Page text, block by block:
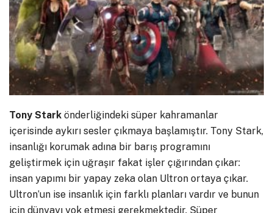
Tony Stark önderliğindeki süper kahramanlar
içerisinde aykırı sesler çıkmaya başlamıştır. Tony Stark,
insanlığı korumak adına bir barış programını
geliştirmek için uğraşır fakat işler çığırından çıkar:
insan yapımı bir yapay zeka olan Ultron ortaya çıkar.
Ultron’un ise insanlık için farklı planları vardır ve bunun
için dünyayı yok etmesi gerekmektedir. Süper